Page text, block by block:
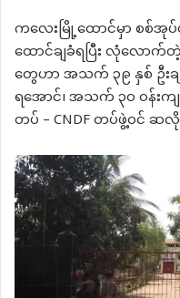
ကလေးမြို့ထောင်မှာ စစ်အု
ထောင်ချခံရပြီး လုံလော
တွေဟာ အသက် ၃၉ နှစ် ဦး
ရအောင်၊ အသက် ၃၀ ဝန်းကျ
တပ် – CNDF တပ်ဖွဲ့၀င် ဆ